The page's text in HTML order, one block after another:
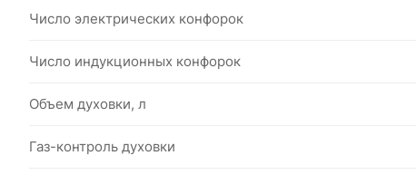
Число электрических конфорок
Число индукционных конфорок
Объем духовки, л
Газ-контроль духовки